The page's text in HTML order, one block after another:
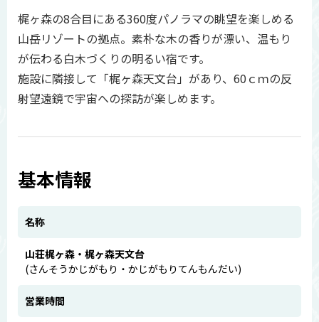
梶ヶ森の8合目にある360度パノラマの眺望を楽しめる
山岳リゾートの拠点。素朴な木の香りが漂い、温もり
が伝わる白木づくりの明るい宿です。
施設に隣接して「梶ヶ森天文台」があり、60ｃｍの反
射望遠鏡で宇宙への探訪が楽しめます。
基本情報
名称
山荘梶ヶ森・梶ヶ森天文台
(さんそうかじがもり・かじがもりてんもんだい)
営業時間